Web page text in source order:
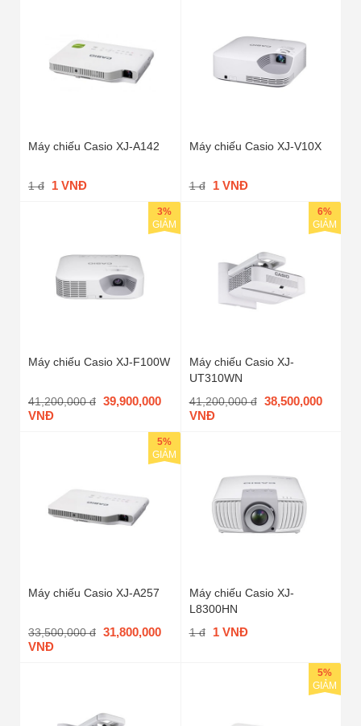
Máy chiếu Casio XJ-A142
1 đ 1 VNĐ
Máy chiếu Casio XJ-V10X
1 đ 1 VNĐ
Máy chiếu Casio XJ-F100W
41,200,000 đ 39,900,000
VNĐ
3%
GIẢM
Máy chiếu Casio XJ-
UT310WN
41,200,000 đ 38,500,000
VNĐ
6%
GIẢM
Máy chiếu Casio XJ-A257
33,500,000 đ 31,800,000
VNĐ
5%
GIẢM
Máy chiếu Casio XJ-
L8300HN
1 đ
1 VNĐ
5%
GIẢM